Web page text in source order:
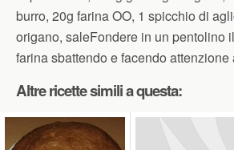
burro, 20g farina OO, 1 spicchio di
origano, saleFondere in un pentolino
farina sbattendo e facendo attenzione
Altre ricette simili a questa: